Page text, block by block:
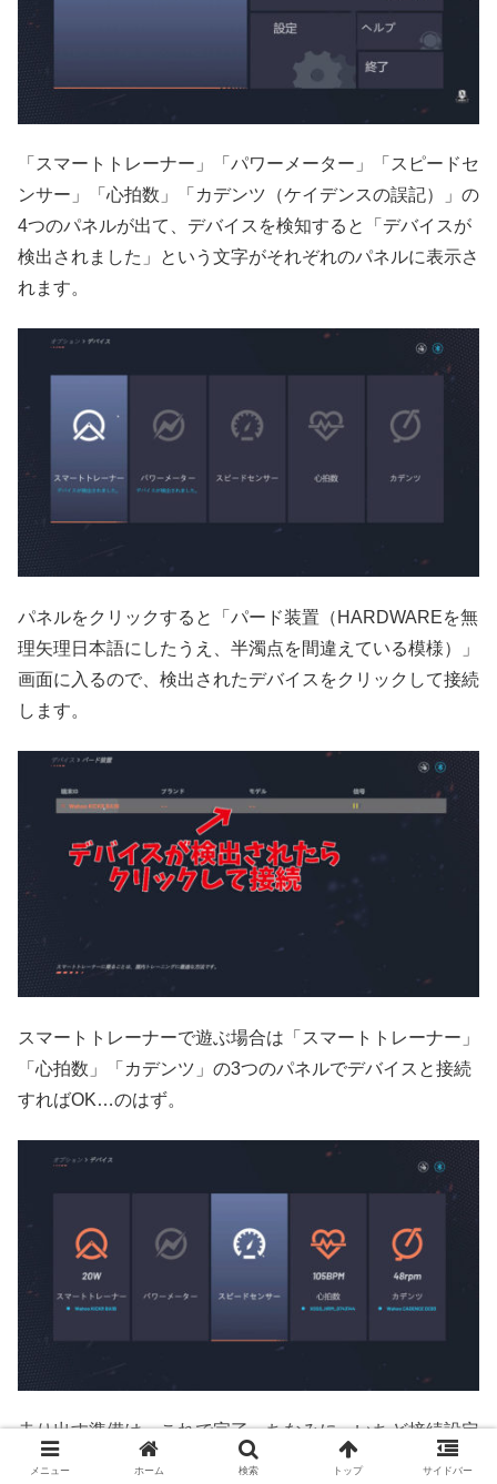
「スマートトレーナー」「パワーメーター」「スピードセ
ンサー」「心拍数」「カデンツ（ケイデンスの誤記）」の
4つのパネルが出て、デバイスを検知すると「デバイスが
検出されました」という文字がそれぞれのパネルに表示さ
れます。
パネルをクリックすると「パード装置（HARDWAREを無
理矢理日本語にしたうえ、半濁点を間違えている模様）」
画面に入るので、検出されたデバイスをクリックして接続
します。
スマートトレーナーで遊ぶ場合は「スマートトレーナー」
「心拍数」「カデンツ」の3つのパネルでデバイスと接続
すればOK…のはず。
走り出す準備は、これで完了。ちなみに、いちど接続設定
を済ませておけば、2回目以降は勝手に接続してくれま
メニュー ホーム 検索 トップ サイドバー